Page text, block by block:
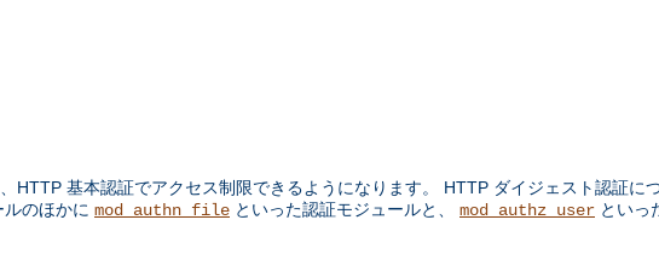
HTTP 基本認証でアクセス制限できるようになります。 HTTP ダイジェスト認証に
のほかに mod_authn_file といった認証モジュールと、 mod_authz_user といっ